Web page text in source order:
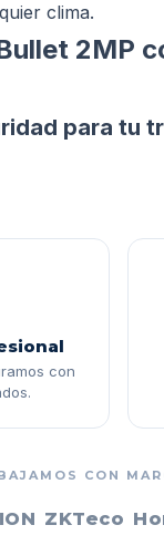
clima.
2MP
para tu
con
CON
ZKTeco